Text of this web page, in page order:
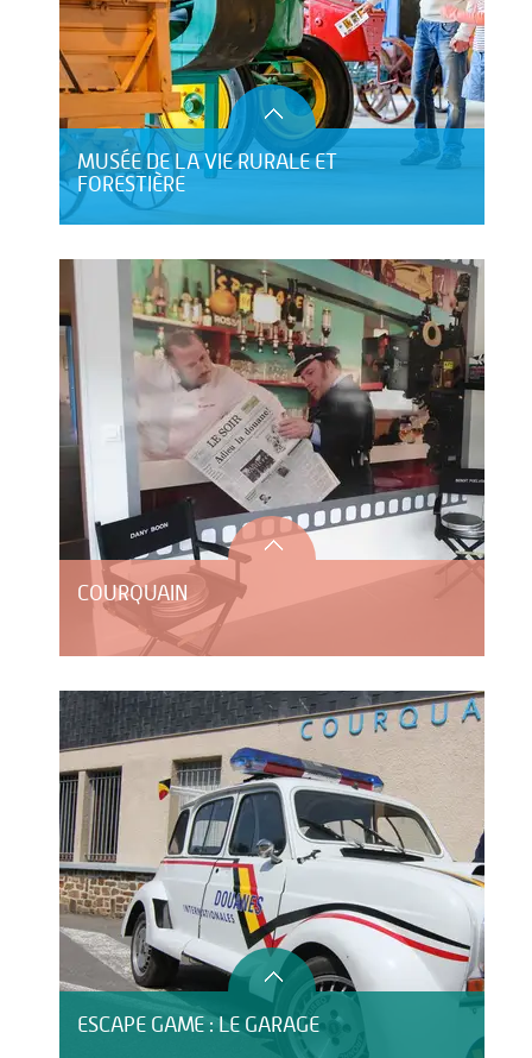
MUSÉE DE LA VIE RURALE ET
FORESTIÈRE
COURQUAIN
ESCAPE GAME : LE GARAGE